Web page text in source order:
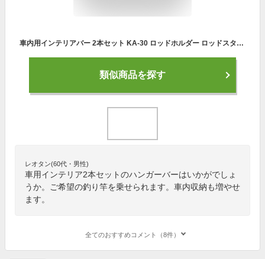
車内用インテリアバー 2本セット KA-30 ロッドホルダー ロッドスタンド ロッドハンガー 竿受け 竿立て/車内収納/つっぱりラック/ハンガーバー【あす楽15時まで】
類似商品を探す
レオタン(60代・男性)
車用インテリア2本セットのハンガーバーはいかがでしょ
うか。ご希望の釣り竿を乗せられます。車内収納も増やせ
ます。
全てのおすすめコメント（8件）